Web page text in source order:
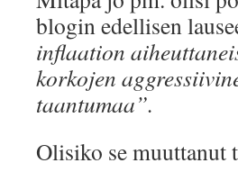
blogin edellisen
inflaation
korkojen
taantumaa”.
Olisiko se muuttanut